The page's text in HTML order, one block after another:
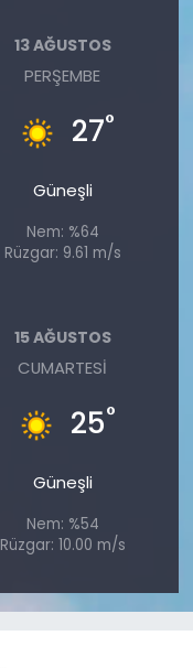
13 AĞUSTOS
PERŞEMBE
27°
Güneşli
Nem: %64
Rüzgar: 9.61 m/s
15 AĞUSTOS
CUMARTESI
25°
Güneşli
Nem: %54
Rüzgar: 10.00 m/s